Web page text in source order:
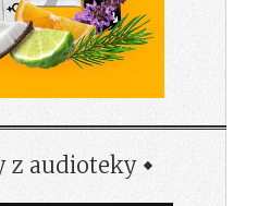
z audioteky